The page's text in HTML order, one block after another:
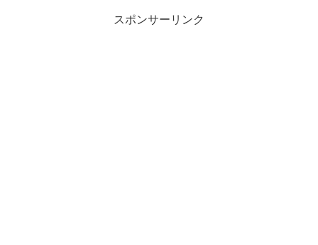
スポンサーリンク